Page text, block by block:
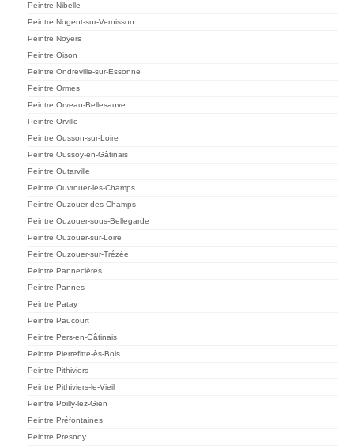
Peintre Nibelle
Peintre Nogent-sur-Vernisson
Peintre Noyers
Peintre Oison
Peintre Ondreville-sur-Essonne
Peintre Ormes
Peintre Orveau-Bellesauve
Peintre Orville
Peintre Ousson-sur-Loire
Peintre Oussoy-en-Gâtinais
Peintre Outarville
Peintre Ouvrouer-les-Champs
Peintre Ouzouer-des-Champs
Peintre Ouzouer-sous-Bellegarde
Peintre Ouzouer-sur-Loire
Peintre Ouzouer-sur-Trézée
Peintre Pannecières
Peintre Pannes
Peintre Patay
Peintre Paucourt
Peintre Pers-en-Gâtinais
Peintre Pierrefitte-ès-Bois
Peintre Pithiviers
Peintre Pithiviers-le-Vieil
Peintre Poilly-lez-Gien
Peintre Préfontaines
Peintre Presnoy